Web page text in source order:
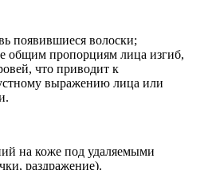
появившиеся волоски;
общим пропорциям лица изгиб,
что приводит к
выражению лица или
на коже под удаляемыми
раздражение).